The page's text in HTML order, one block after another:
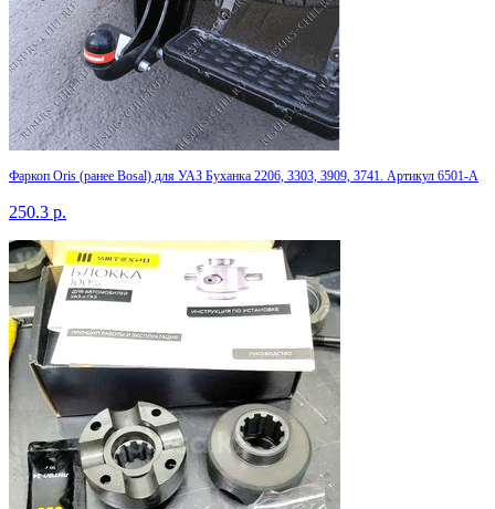
Фаркоп Oris (ранее Bosal) для УАЗ Буханка 2206, 3303, 3909, 3741. Артикул 6501-A
250.3 р.